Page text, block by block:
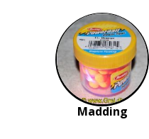
Madding